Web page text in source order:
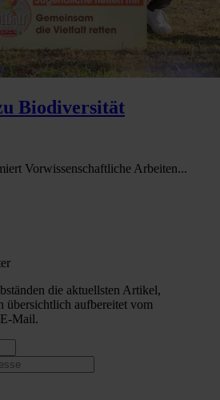
Biodiversität
Vorwissenschaftliche Arbeiten...
die aktuellsten Artikel,
übersichtlich aufbereitet vom
Mail.